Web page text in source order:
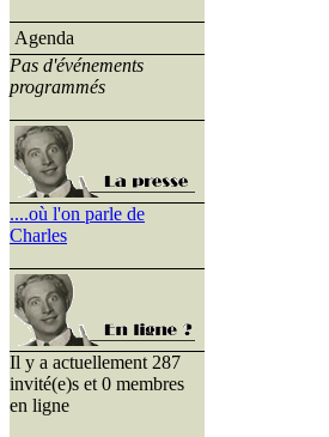
Agenda
Pas d'événements
programmés
....où l'on parle de
Charles
Il y a actuellement 287
invité(e)s et 0 membres
en ligne